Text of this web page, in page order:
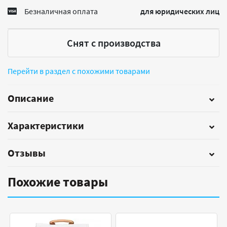
Безналичная оплата для юридических лиц
Снят с производства
Перейти в раздел с похожими товарами
Описание
Характеристики
Отзывы
Похожие товары